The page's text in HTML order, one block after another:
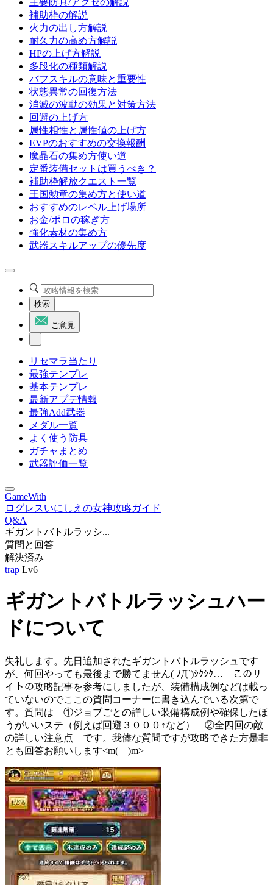
主要防具/アクセの解説
補助枠の解説
火力の出し方解説
耐久力の高め方解説
HPの上げ方解説
多段化の種類解説
バフスキルの意味と重要性
状態異常の回復方法
消滅の波動の効果と対策方法
回避の上げ方
属性相性と属性値の上げ方
EVPのおすすめの交換報酬
魔晶石の集め方使い道
定番装備セットは買うべき？
補助枠解放クエスト一覧
王国勲章の集め方と使い道
おすすめのレベル上げ場所
お金/ポロの稼ぎ方
強化素材の集め方
武器スキルアップの優先度
検索
ご意見
リセマラ当たり
最強テンプレ
基本テンプレ
最新アプデ情報
最強Add武器
メダル一覧
よく使う防具
ガチャまとめ
武器評価一覧
GameWith
ログレスいにしえの女神攻略ガイド
Q&A
ギガントバトルラッシ...
質問と回答
解決済み
trap Lv6
ギガントバトルラッシュハー
ドについて
失礼します。先日追加されたギガントバトルラッシュです
が、何回やっても最後まで勝てません( ﾉД`)ｼｸｼｸ… このサ
イトの攻略記事を参考にしましたが、装備構成例などは載っ
ていないのでここの質問コーナーに書き込んでいる次第で
す。質問は ①ジョブごとの詳しい装備構成例や確保したほ
うがいいステ（例えば回避３０００↑など） ②全四回の敵
の詳しい注意点 です。我儘な質問ですが攻略できた方是非
とも回答お願いします<m(__)m>